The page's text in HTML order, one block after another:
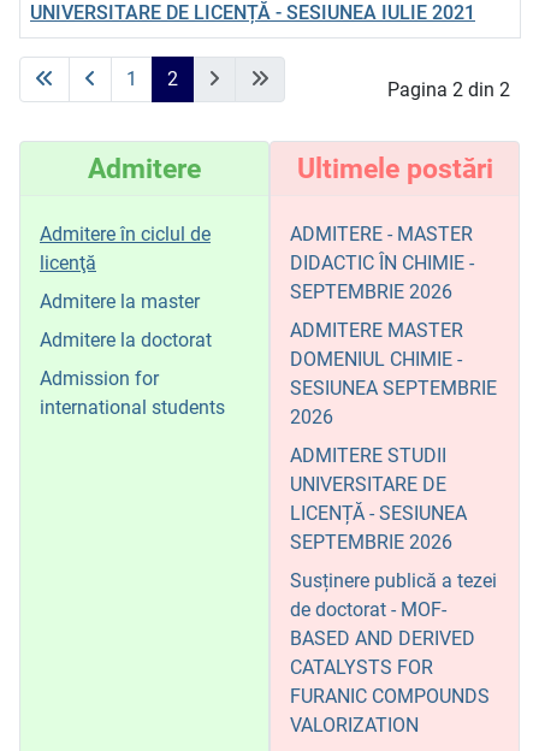
Articole
UNIVERSITARE DE LICENȚĂ - SESIUNEA IULIE 2021
Pagina 2 din 2
1 2
Admitere
Admitere în ciclul de
licenţă
Admitere la master
Admitere la doctorat
Admission for
international students
Ultimele postări
ADMITERE - MASTER
DIDACTIC ÎN CHIMIE -
SEPTEMBRIE 2026
ADMITERE MASTER
DOMENIUL CHIMIE -
SESIUNEA SEPTEMBRIE
2026
ADMITERE STUDII
UNIVERSITARE DE
LICENȚĂ - SESIUNEA
SEPTEMBRIE 2026
Susținere publică a tezei
de doctorat - MOF-
BASED AND DERIVED
CATALYSTS FOR
FURANIC COMPOUNDS
VALORIZATION